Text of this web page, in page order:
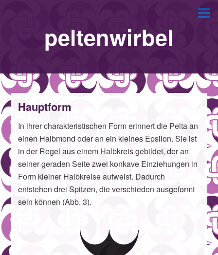
peltenwirbel
Hauptform
In ihrer charakteristischen Form erinnert die Pelta an
einen Halbmond oder an ein kleines Epsilon. Sie ist
in der Regel aus einem Halbkreis gebildet, der an
seiner geraden Seite zwei konkave Einziehungen in
Form kleiner Halbkreise aufweist. Dadurch
entstehen drei Spitzen, die verschieden ausgeformt
sein können (Abb. 3).